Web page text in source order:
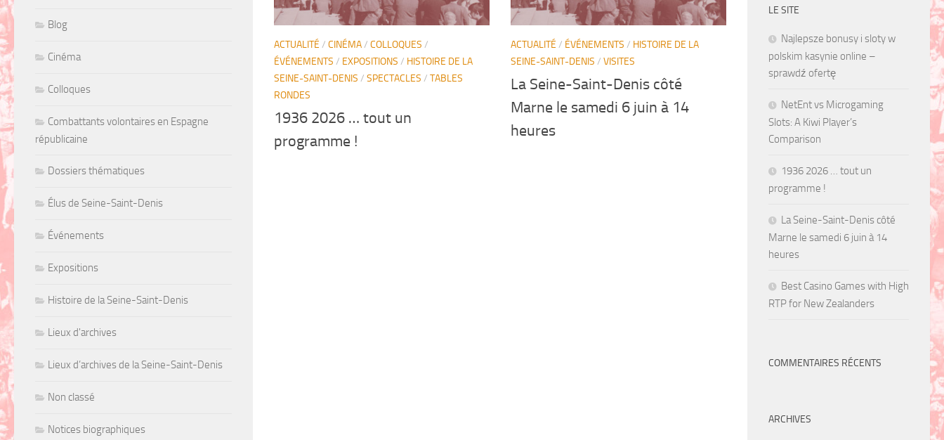
ACTUALITÉ / CINÉMA/ COLLOQUES /
ÉVÉNEMENTS / EXPOSITIONS / HISTOIRE DE LA
SEINE-SAINT-DENIS / SPECTACLES / TABLES
RONDES
1936 2026 … tout un
programme !
ACTUALITÉ / ÉVÉNEMENTS / HISTOIRE DE LA
SEINE-SAINT-DENIS / VISITES
La Seine-Saint-Denis côté
Marne le samedi 6 juin à 14
heures
Blog
Cinéma
Colloques
Combattants volontaires en Espagne
républicaine
Dossiers thématiques
Élus de Seine-Saint-Denis
Événements
Expositions
Histoire de la Seine-Saint-Denis
Lieux d'archives
Lieux d’archives de la Seine-Saint-Denis
Non classé
Notices biographiques
LE SITE
Najlepsze bonusy i sloty w
polskim kasynie online –
sprawdź ofertę
NetEnt vs Microgaming
Slots: A Kiwi Player’s
Comparison
1936 2026 … tout un
programme !
La Seine-Saint-Denis côté
Marne le samedi 6 juin à 14
heures
Best Casino Games with High
RTP for New Zealanders
COMMENTAIRES RÉCENTS
ARCHIVES